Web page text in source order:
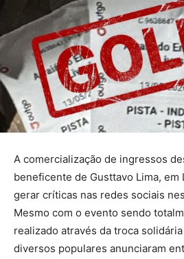
A comercialização de ingressos
beneficente de Gusttavo Lima, em
gerar críticas nas redes sociais
Mesmo com o evento sendo
realizado através da troca
diversos populares anunciaram